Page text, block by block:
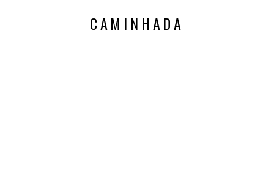
CAMINHADA